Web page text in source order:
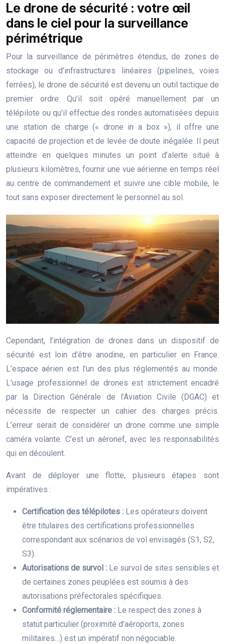
Le drone de sécurité : votre œil
dans le ciel pour la surveillance
périmétrique
Pour la surveillance de périmètres étendus, de zones de
stockage ou d’infrastructures linéaires (pipelines, voies
ferrées), le drone de sécurité est devenu un outil tactique de
premier ordre. Qu’il soit opéré manuellement par un
télépilote ou qu’il effectue des rondes automatisées depuis
une station de charge (« drone in a box »), il offre une
capacité de projection et de levée de doute inégalée. Il peut
atteindre en quelques minutes un point d’alerte situé à
plusieurs kilomètres, fournir une vue aérienne en temps réel
au centre de commandement et suivre une cible mobile, le
tout sans exposer directement le personnel au sol.
Cependant, l’intégration de drones dans un dispositif de
sécurité est loin d’être anodine, en particulier en France.
L’espace aérien est l’un des plus réglementés au monde.
L’usage professionnel de drones est strictement encadré
par la Direction Générale de l’Aviation Civile (DGAC) et
nécessite de respecter un cahier des charges précis.
L’erreur serait de considérer un drone comme une simple
caméra volante. C’est un aéronef, avec les responsabilités
qui en découlent.
Avant de déployer une flotte, plusieurs étapes sont
impératives :
Certification des télépilotes : Les opérateurs doivent
être titulaires des certifications professionnelles
correspondant aux scénarios de vol envisagés (S1, S2,
S3).
Autorisations de survol : Le survol de sites sensibles et
de certaines zones peuplées est soumis à des
autorisations préfectorales spécifiques.
Conformité réglementaire : Le respect des zones à
statut particulier (proximité d’aéroports, zones
militaires…) est un impératif non négociable.